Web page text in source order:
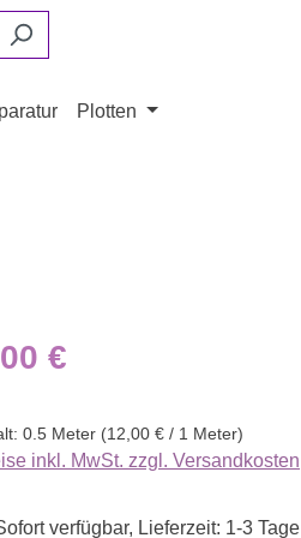
Plotten
Preis:
€
0.5 Meter (12,00 € / 1 Meter)
inkl. MwSt. zzgl. Versandkosten
verfügbar, Lieferzeit: 1-3 Tage